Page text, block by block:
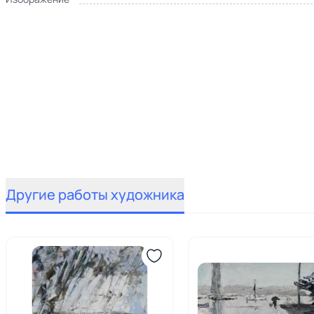
Другие работы художника